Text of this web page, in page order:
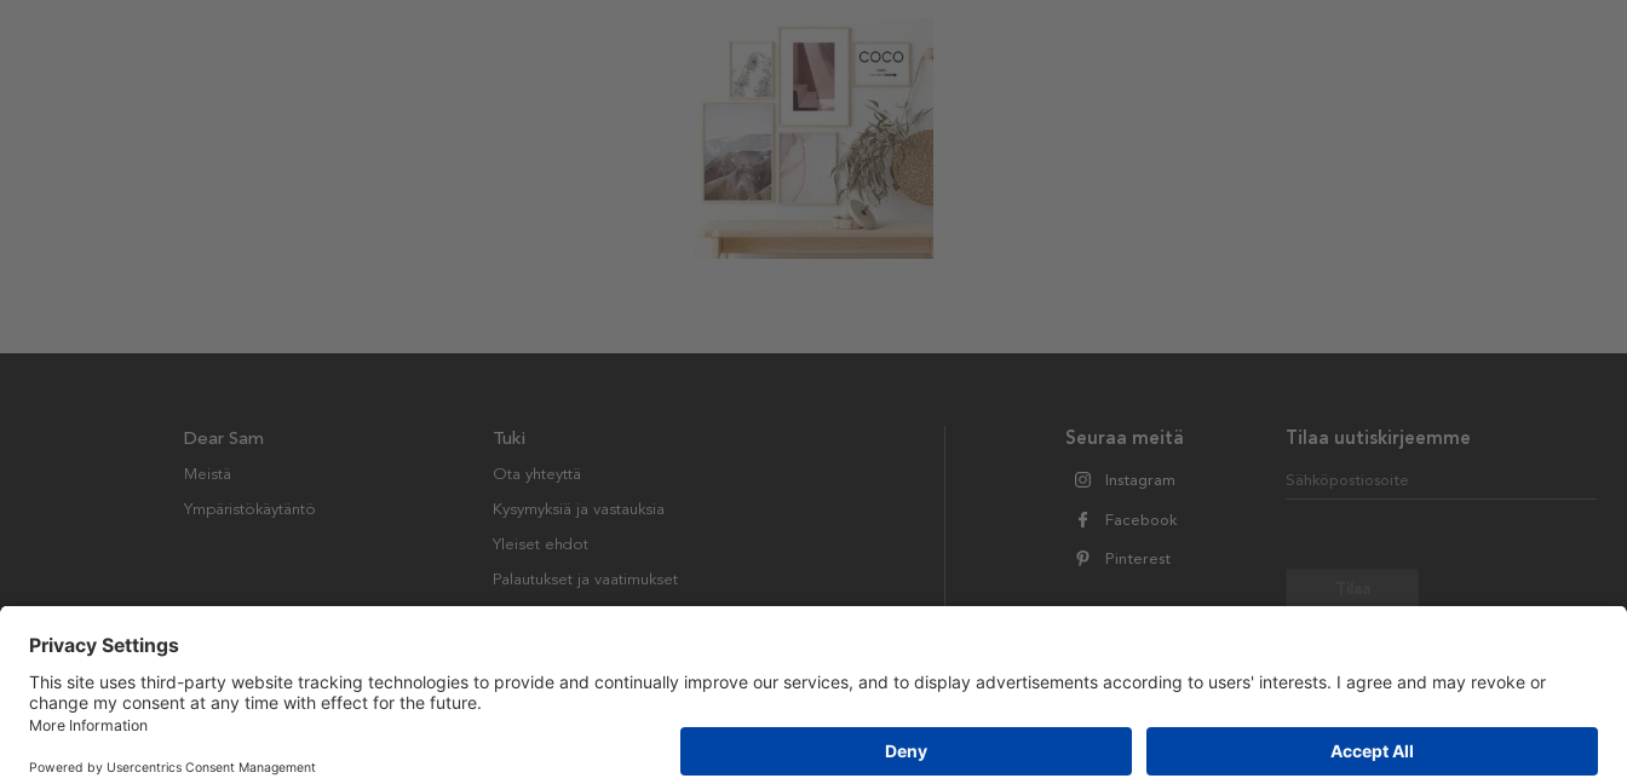
Tilaa uutiskirjeemme
Sähköpostiosoite
Seuraa meitä
Instagram
Facebook
Pinterest
Dear Sam
Meistä
Ympäristökäytäntö
Tuki
Ota yhteyttä
Kysymyksiä ja vastauksia
Yleiset ehdot
Palautukset ja vaatimukset